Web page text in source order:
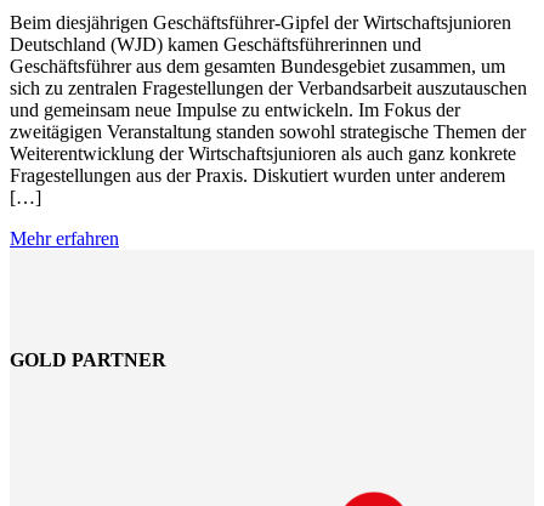
Beim diesjährigen Geschäftsführer-Gipfel der Wirtschaftsjunioren
Deutschland (WJD) kamen Geschäftsführerinnen und
Geschäftsführer aus dem gesamten Bundesgebiet zusammen, um
sich zu zentralen Fragestellungen der Verbandsarbeit auszutauschen
und gemeinsam neue Impulse zu entwickeln. Im Fokus der
zweitägigen Veranstaltung standen sowohl strategische Themen der
Weiterentwicklung der Wirtschaftsjunioren als auch ganz konkrete
Fragestellungen aus der Praxis. Diskutiert wurden unter anderem
[…]
Mehr erfahren
GOLD PARTNER